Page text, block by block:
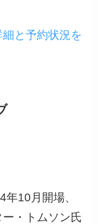
と予約状況を
10月開場、
・トムソン氏